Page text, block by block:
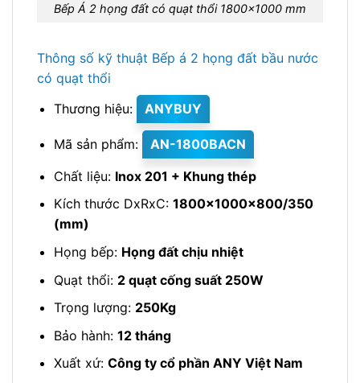
Bếp Á 2 họng đất có quạt thổi 1800×1000 mm
Thông số kỹ thuật Bếp á 2 họng đất bầu nước
có quạt thổi
Thương hiệu:
ANYBUY
Mã sản phẩm:
AN-1800BACN
Chất liệu: Inox 201 + Khung thép
Kích thước DxRxC: 1800x1000x800/350
(mm)
Họng bếp: Họng đất chịu nhiệt
Quạt thổi: 2 quạt cống suất 250W
Trọng lượng: 250Kg
Bảo hành: 12 tháng
Xuất xứ: Công ty cổ phần ANY Việt Nam